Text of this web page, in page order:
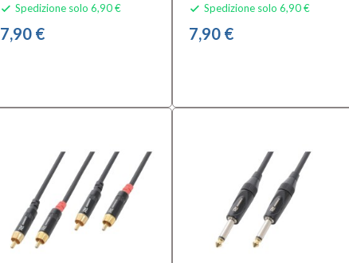
 Spedizione solo 6,90 €
7,90 €
 Spedizione solo 6,90 €
7,90 €